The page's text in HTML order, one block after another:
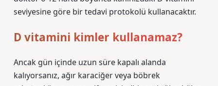
seviyesine göre bir tedavi protokolü kullanacaktır.
D vitamini kimler kullanamaz?
Ancak gün içinde uzun süre kapalı alanda
kalıyorsanız, ağır karaciğer veya böbrek